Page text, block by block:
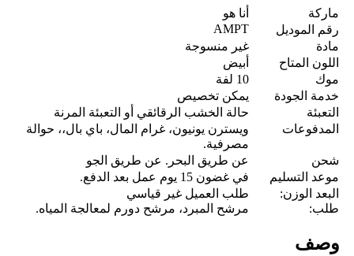
ماركة
أنا هو
رقم الموديل
AMPT
مادة
غير منسوجة
اللون المتاح
أبيض
موك
10 لفة
خدمة الجودة
يمكن تخصيص
التعبئة
حالة الخشب الرقائقي أو التعبئة المرنة
المدفوعات
ويسترن يونيون، غرام المال، باي بال،، حوالة
مصرفية.
شحن
عن طريق البحر. عن طريق الجو
موعد التسليم
في غضون 15 يوم عمل بعد الدفع.
البعد الوزن:
طلب:
طلب العميل غير قياسي
مرشح المبرد، مرشح دورم لمعالجة المياه.
وصف